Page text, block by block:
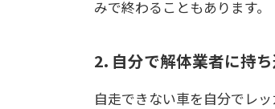
みで終わることもあります。
2. 自分で解体業者に持
自走できない車を自分でレ